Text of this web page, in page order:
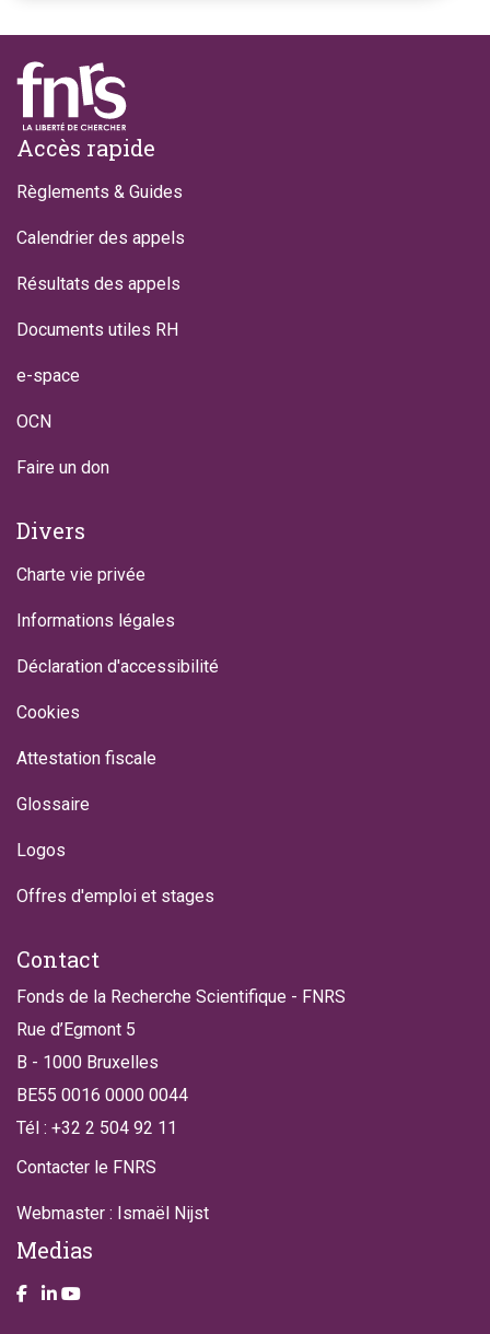
Footer
Accès rapide
Règlements & Guides
Calendrier des appels
Résultats des appels
Documents utiles RH
e-space
OCN
Faire un don
Divers
Charte vie privée
Informations légales
Déclaration d'accessibilité
Cookies
Attestation fiscale
Glossaire
Logos
Offres d'emploi et stages
Contact
Fonds de la Recherche Scientifique - FNRS
Rue d’Egmont 5
B - 1000 Bruxelles
BE55 0016 0000 0044
Tél : +32 2 504 92 11
Contacter le FNRS
Webmaster : Ismaël Nijst
Medias
Take a look on our facebook page
Take a look on our LinkendIn page